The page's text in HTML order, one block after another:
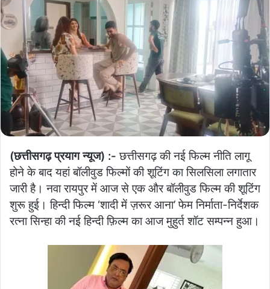
(छत्तीसगढ़ प्रयाग न्यूज) :- छत्तीसगढ़ की नई फिल्म नीति लागू
होने के बाद यहां बॉलीवुड फिल्मों की शूटिंग का सिलसिला लगातार
जारी है। नवा रायपुर में आज से एक और बॉलीवुड फिल्म की शूटिंग
शुरू हुई। हिन्दी फिल्म ‘शादी में ज़रूर आना’ फेम निर्माता-निर्देशक
रत्ना सिन्हा की नई हिन्दी फ़िल्म का आज मुहुर्त शॉट सम्पन्न हुआ।